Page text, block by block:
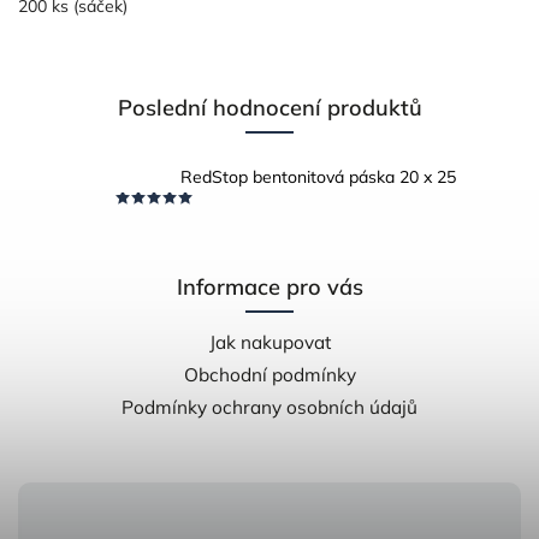
200 ks (sáček)
Poslední hodnocení produktů
RedStop bentonitová páska 20 x 25
Informace pro vás
Jak nakupovat
Obchodní podmínky
Podmínky ochrany osobních údajů